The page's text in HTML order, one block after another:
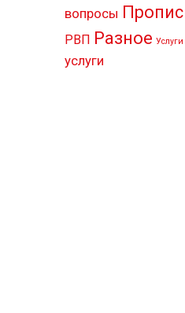
вопросы
РВП Разное Услуги
услуги